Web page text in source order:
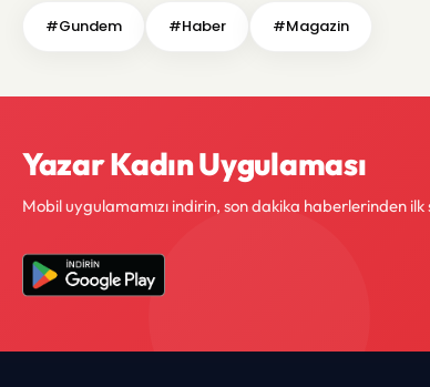
#Gundem #Haber #Magazin
Yazar Kadın Uygulaması
Mobil uygulamamızı indirin, son dakika haberlerinden